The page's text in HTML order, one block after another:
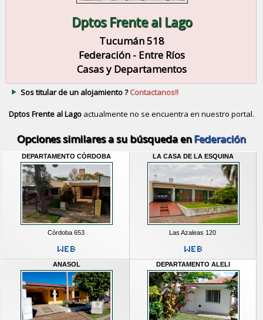
Dptos Frente al Lago
Tucumán 518
Federación - Entre Ríos
Casas y Departamentos
Sos titular de un alojamiento ?Contactanos!!
Dptos Frente al Lagoactualmente no se encuentra en nuestro portal.
Opciones similares a su búsqueda enFederación
DEPARTAMENTO CÓRDOBA
Córdoba 653
LA CASA DE LA ESQUINA
Las Azaleas 120
ANASOL DEPARTAMENTO ALELI